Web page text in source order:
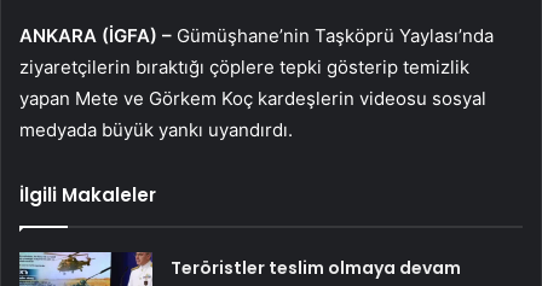
ANKARA (İGFA) – Gümüşhane’nin Taşköprü Yaylası’nda
ziyaretçilerin bıraktığı çöplere tepki gösterip temizlik
yapan Mete ve Görkem Koç kardeşlerin videosu sosyal
medyada büyük yankı uyandırdı.
İlgili Makaleler
Teröristler teslim olmaya devam